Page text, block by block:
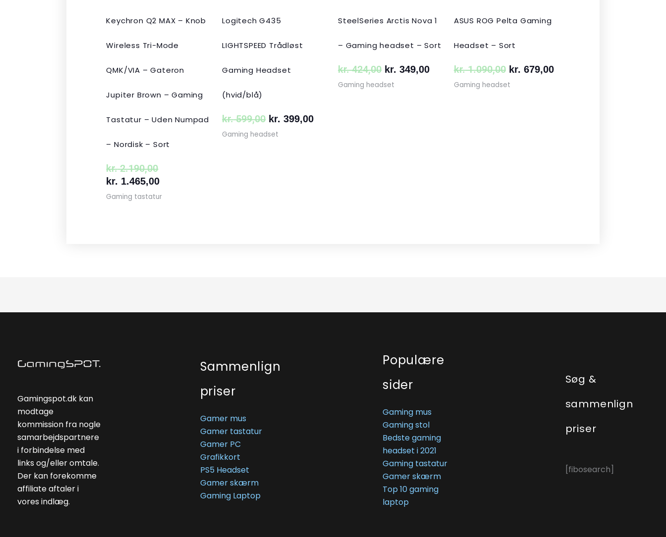
Keychron Q2 MAX – Knob
Wireless Tri-Mode
QMK/VIA – Gateron
Jupiter Brown – Gaming
Tastatur – Uden Numpad
– Nordisk – Sort
kr.2.190,00
kr. 1.465,00
Gaming tastatur
Logitech G435
LIGHTSPEED Trådløst
Gaming Headset
(hvid/blå)
kr.599,00 kr. 399,00
Gaming headset
SteelSeries Arctis Nova 1
– Gaming headset – Sort
kr.424,00 kr. 349,00
Gaming headset
ASUS ROG Pelta Gaming
Headset – Sort
kr.1.090,00 kr. 679,00
Gaming headset
Gamingspot.dk kan
modtage
kommission fra nogle
samarbejdspartnere
i forbindelse med
links og/eller omtale.
Der kan forekomme
affiliate aftaler i
vores indlæg.
Sammenlign
priser
Gamer mus
Gamer tastatur
Gamer PC
Grafikkort
PS5 Headset
Gamer skærm
Gaming Laptop
Populære
sider
Gaming mus
Gaming stol
Bedste gaming
headset i 2021
Gaming tastatur
Gamer skærm
Top 10 gaming
laptop
Søg &
sammenlign
priser
[fibosearch]